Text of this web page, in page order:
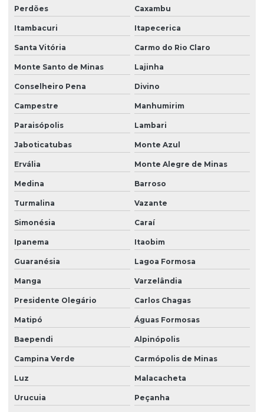
Perdões Caxambu
Itambacuri Itapecerica
Santa Vitória Carmo do Rio Claro
Monte Santo de Minas Lajinha
Conselheiro Pena Divino
Campestre Manhumirim
Paraisópolis Lambari
Jaboticatubas Monte Azul
Ervália Monte Alegre de Minas
Medina Barroso
Turmalina Vazante
Simonésia Caraí
Ipanema Itaobim
Guaranésia Lagoa Formosa
Manga Varzelândia
Presidente Olegário Carlos Chagas
Matipó Águas Formosas
Baependi Alpinópolis
Campina Verde Carmópolis de Minas
Luz Malacacheta
Urucuia Peçanha